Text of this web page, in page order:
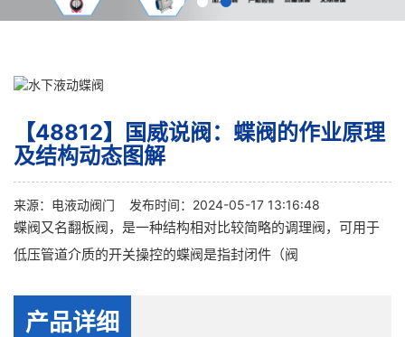
【48812】国威说阀：蝶阀的作业原理
及结构动态图解
来源： 电液动阀门 发布时间：2024-05-17 13:16:48
蝶阀又名翻板阀，是一种结构相对比较简略的调理阀，可用于
低压管道介质的开关操控的蝶阀是指封闭件（阀
产品详细